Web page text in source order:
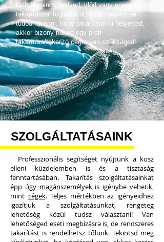
kell! Ha nincs kedved, időd vagy energiád a
takarítással foglalkozni, és az anyóst se
tudod rávenni, hogy takarítson ki helyetted,
akkor bizony neked egy profi
takarítóra/takarító cégre van szükséged!
SZOLGÁLTATÁSAINK
Professzionális segítséget nyújtunk a kosz
elleni küzdelemben is és a tisztaság
fenntartásában. Takarítás szolgáltatásainkat
épp úgy magánszemélyekis igénybe vehetik,
mint cégek. Teljes mértékben az igényeidhez
igazítjuk a szolgáltatásunkat, rengeteg
lehetőség közül tudsz választani! Van
lehetőséged eseti megbízásra is, de rendszeres
takarítást is rendelhetsz tőlünk. Tekintsd meg